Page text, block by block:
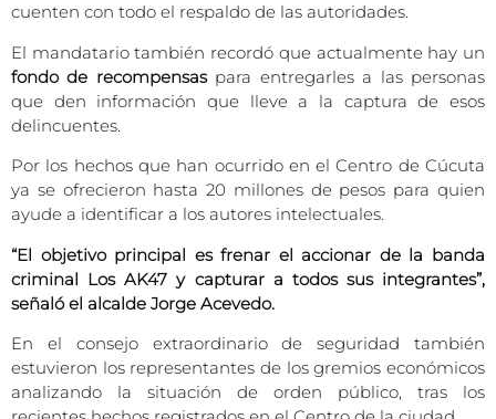
cuenten con todo el respaldo de las autoridades.
El mandatario también recordó que actualmente hay un
fondo de recompensaspara entregarles a las personas
que den información que lleve a la captura de esos
delincuentes.
Por los hechos que han ocurrido en el Centro de Cúcuta
ya se ofrecieron hasta 20 millones de pesos para quien
ayude a identificar a los autores intelectuales.
“El objetivo principal es frenar el accionar de la banda
criminal Los AK47 y capturar a todos sus integrantes”,
señaló el alcalde Jorge Acevedo.
En el consejo extraordinario de seguridad también
estuvieron los representantes de los gremios económicos
analizando la situación de orden público, tras los